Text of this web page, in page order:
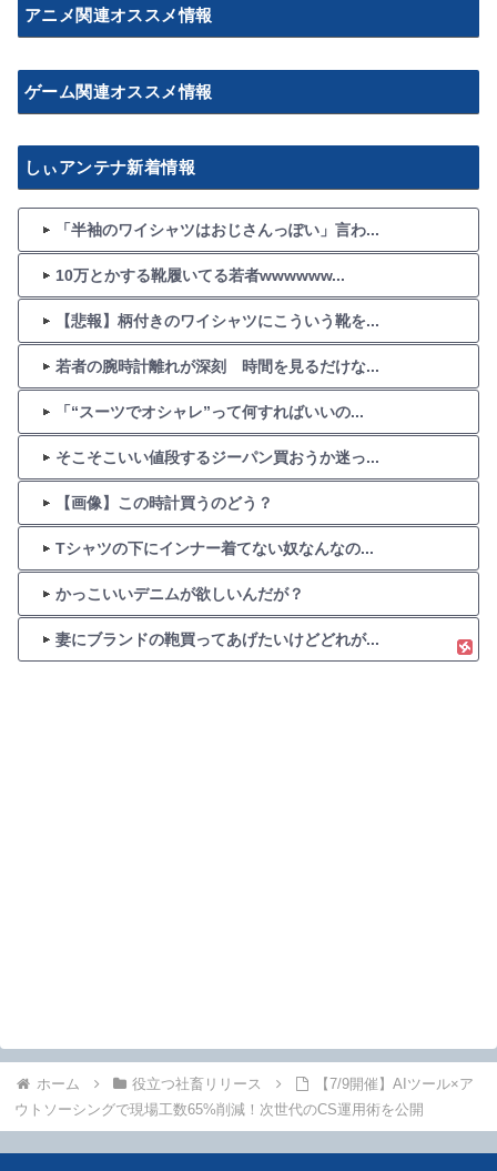
アニメ関連オススメ情報
ゲーム関連オススメ情報
しぃアンテナ新着情報
「半袖のワイシャツはおじさんっぽい」言わ...
10万とかする靴履いてる若者wwwwww...
【悲報】柄付きのワイシャツにこういう靴を...
若者の腕時計離れが深刻 時間を見るだけな...
「“スーツでオシャレ”って何すればいいの...
そこそこいい値段するジーパン買おうか迷っ...
【画像】この時計買うのどう？
Tシャツの下にインナー着てない奴なんなの...
かっこいいデニムが欲しいんだが？
妻にブランドの鞄買ってあげたいけどどれが...
ホーム 役立つ社畜リリース
【7/9開催】AIツール×ア
ウトソーシングで現場工数65%削減！次世代のCS運用術を公開